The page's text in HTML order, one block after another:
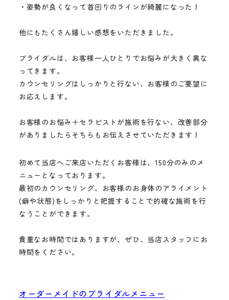
・姿勢が良くなって首回りのラインが綺麗になった！
他にもたくさん嬉しい感想をいただきました。
ブライダルは、お客様一人ひとりでお悩みが大きく異な
ってきます。
カウンセリングはしっかりと行ない、お客様のご要望に
お応えします。
お客様のお悩み＋セラピストが施術を行ない、改善部分
がありましたらそちらもお伝えさせていただきます！
初めて当店へご来店いただくお客様は、150分のみのメ
ニューとなっております。
最初のカウンセリング、お客様のお身体のアライメント
(癖や状態)をしっかりと把握することで的確な施術を行
なうことができます。
貴重なお時間ではありますが、ぜひ、当店スタッフにお
時間をください。
オーダーメイドのブライダルメニュー